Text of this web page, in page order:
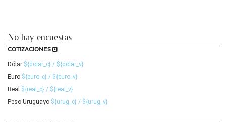
No hay encuestas
COTIZACIONES
Dólar ${dolar_c} / ${dolar_v}
Euro ${euro_c} / ${euro_v}
Real ${real_c} / ${real_v}
Peso Uruguayo ${urug_c} / ${urug_v}